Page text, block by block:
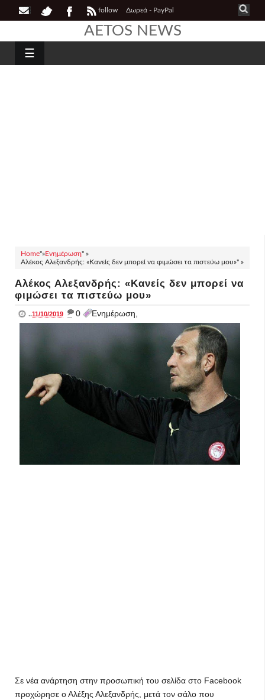
follow Δωρεά - PayPal
AETOS NEWS
☰
Home"»Ενημέρωση" »
Αλέκος Αλεξανδρής: «Κανείς δεν μπορεί να φιμώσει τα πιστεύω μου»" »
Αλέκος Αλεξανδρής: «Κανείς δεν μπορεί να
φιμώσει τα πιστεύω μου»
..11/10/2019 _ 0 Ενημέρωση,
Σε νέα ανάρτηση στην προσωπική του σελίδα στο Facebook
προχώρησε ο Αλέξης Αλεξανδρής, μετά τον σάλο που